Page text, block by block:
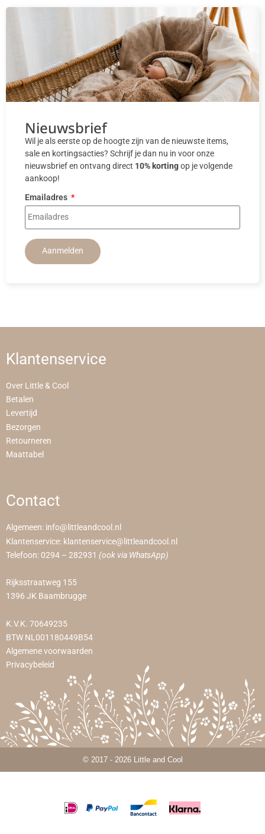
Nieuwsbrief
Wil je als eerste op de hoogte zijn van de nieuwste items,
sale en kortingsacties? Schrijf je dan nu in voor onze
nieuwsbrief en ontvang direct 10% kortingop je volgende
aankoop!
Emailadres
Aanmelden
Klantenservice
Over Little & Cool
Betalen
Levertijd
Bezorgen
Retourneren
Maattabel
Contact
Algemeen: info@littleandcool.nl
Klantenservice: klantenservice@littleandcool.nl
Telefoon: 0294 – 282931 (ook via WhatsApp)
Rijksstraatweg 155
1396 JK Baambrugge
K.V.K. 70649235
BTW NL001180449B54
Algemene voorwaarden
Privacybeleid
© 2017 - 2026 Little and Cool